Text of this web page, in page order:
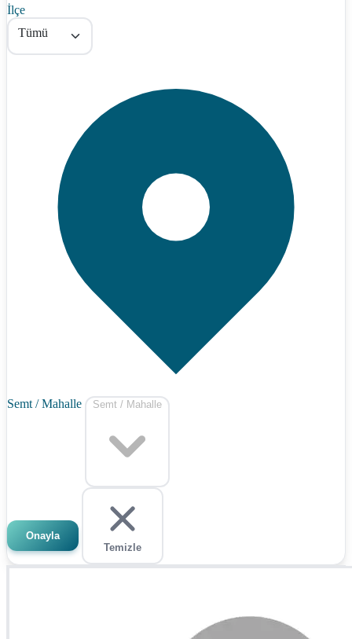
İlçe
Tümü
Semt / Mahalle Semt / Mahalle
Onayla
Temizle